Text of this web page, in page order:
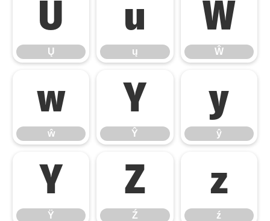
Ų
Ų
ų
ų
Ŵ
Ŵ
ŵ
ŵ
Ŷ
Ŷ
ŷ
ŷ
Ÿ
Ÿ
Ź
Ź
ź
ź